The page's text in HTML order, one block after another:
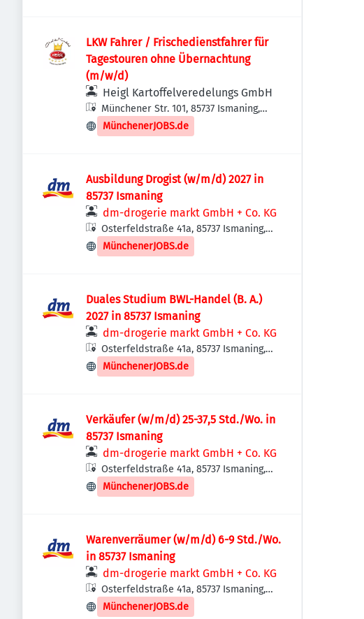
LKW Fahrer / Frischedienstfahrer für
Tagestouren ohne Übernachtung
(m/w/d)
Heigl Kartoffelveredelungs GmbH
Münchener Str. 101, 85737 Ismaning,
Deutschland
MünchenerJOBS.de
Ausbildung Drogist (w/m/d) 2027 in
85737 Ismaning
dm-drogerie markt GmbH + Co. KG
Osterfeldstraße 41a, 85737 Ismaning,
Deutschland
MünchenerJOBS.de
Duales Studium BWL-Handel (B. A.)
2027 in 85737 Ismaning
dm-drogerie markt GmbH + Co. KG
Osterfeldstraße 41a, 85737 Ismaning,
Deutschland
MünchenerJOBS.de
Verkäufer (w/m/d) 25-37,5 Std./Wo. in
85737 Ismaning
dm-drogerie markt GmbH + Co. KG
Osterfeldstraße 41a, 85737 Ismaning,
Deutschland
MünchenerJOBS.de
Warenverräumer (w/m/d) 6-9 Std./Wo.
in 85737 Ismaning
dm-drogerie markt GmbH + Co. KG
Osterfeldstraße 41a, 85737 Ismaning,
Deutschland
MünchenerJOBS.de